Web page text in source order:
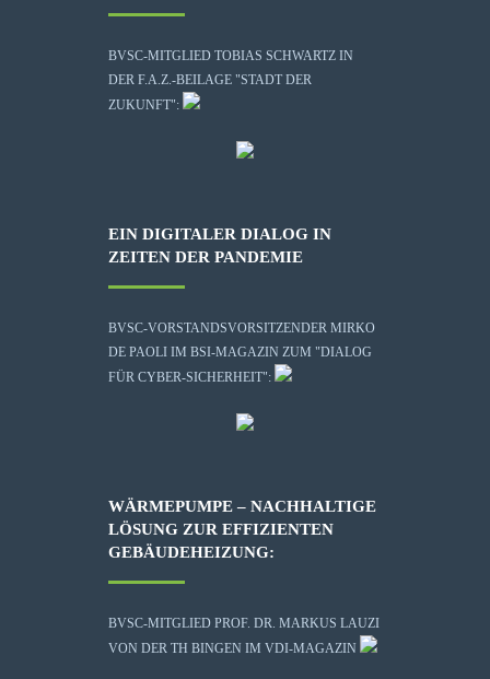
BVSC-MITGLIED TOBIAS SCHWARTZ IN
DER F.A.Z.-BEILAGE "STADT DER
ZUKUNFT":
EIN DIGITALER DIALOG IN
ZEITEN DER PANDEMIE
BVSC-VORSTANDSVORSITZENDER MIRKO
DE PAOLI IM BSI-MAGAZIN ZUM "DIALOG
FÜR CYBER-SICHERHEIT":
WÄRMEPUMPE – NACHHALTIGE
LÖSUNG ZUR EFFIZIENTEN
GEBÄUDEHEIZUNG:
BVSC-MITGLIED PROF. DR. MARKUS LAUZI
VON DER TH BINGEN IM VDI-MAGAZIN